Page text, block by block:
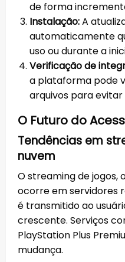
de forma
Instalação:A
automaticamente
uso ou durante a
Verificação de
a plataforma pode
arquivos para
O Futuro do
Tendências em
nuvem
O streaming de jogos,
ocorre em servidores
é transmitido ao
crescente. Serviços
PlayStation Plus
mudança.